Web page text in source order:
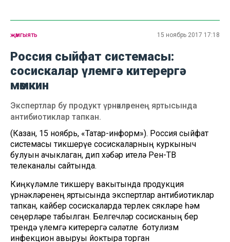
җәмгыять 15 ноябрь 2017 17:18
Россия сыйфат системасы:
сосискалар үлемгә китерергә
мөмкин
Экспертлар бу продукт үрнәкләренең яртысында
антибиотиклар тапкан.
(Казан, 15 ноябрь, «Татар-информ»). Россия сыйфат
системасы тикшерүе сосискаларның куркыныч
булуын ачыклаган, дип хәбәр ителә Рен-ТВ
телеканалы сайтында.
Киңкүләмле тикшерү вакытында продукция
үрнәкләренең яртысында экспертлар антибиотиклар
тапкан, кайбер сосискаларда терлек сөякләре һәм
сеңерләре табылган. Белгечләр сосисканың бер
төрендә үлемгә китерергә сәләтле ботулизм
инфекцион авыруы йоктыра торган